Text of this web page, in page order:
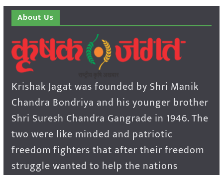
About Us
Krishak Jagat was founded by Shri Manik
Chandra Bondriya and his younger brother
Shri Suresh Chandra Gangrade in 1946. The
two were like minded and patriotic
freedom fighters that after their freedom
struggle wanted to help the nations